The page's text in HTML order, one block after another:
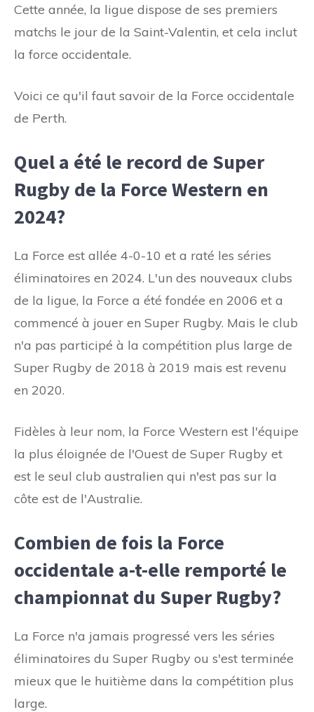
Cette année, la ligue dispose de ses premiers
matchs le jour de la Saint-Valentin, et cela inclut
la force occidentale.
Voici ce qu'il faut savoir de la Force occidentale
de Perth.
Quel a été le record de Super
Rugby de la Force Western en
2024?
La Force est allée 4-0-10 et a raté les séries
éliminatoires en 2024. L'un des nouveaux clubs
de la ligue, la Force a été fondée en 2006 et a
commencé à jouer en Super Rugby. Mais le club
n'a pas participé à la compétition plus large de
Super Rugby de 2018 à 2019 mais est revenu
en 2020.
Fidèles à leur nom, la Force Western est l'équipe
la plus éloignée de l'Ouest de Super Rugby et
est le seul club australien qui n'est pas sur la
côte est de l'Australie.
Combien de fois la Force
occidentale a-t-elle remporté le
championnat du Super Rugby?
La Force n'a jamais progressé vers les séries
éliminatoires du Super Rugby ou s'est terminée
mieux que le huitième dans la compétition plus
large.